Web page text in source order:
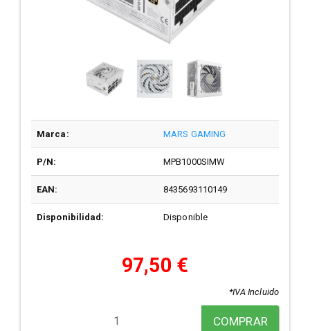
Marca: MARS GAMING
P/N: MPB1000SIMW
EAN: 8435693110149
Disponibilidad: Disponible
97,50 €
*IVA Incluido
COMPRAR